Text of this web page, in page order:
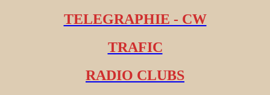
TELEGRAPHIE - CW
TRAFIC
RADIO CLUBS